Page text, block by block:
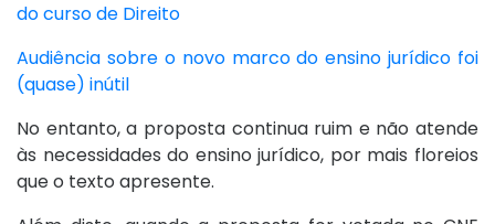
do curso de Direito
Audiência sobre o novo marco do ensino jurídico foi
(quase) inútil
No entanto, a proposta continua ruim e não atende
às necessidades do ensino jurídico, por mais floreios
que o texto apresente.